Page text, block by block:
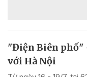
"Điện Biên phố"
với Hà Nội